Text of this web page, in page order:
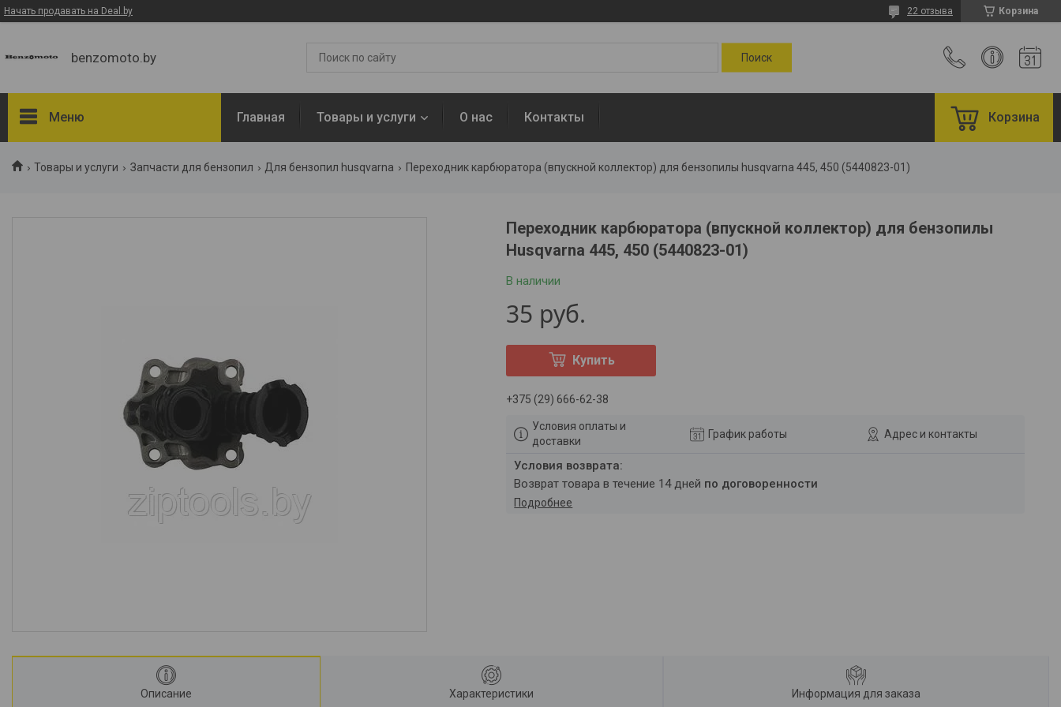
Начать продавать на Deal.by Корзина
22 отзыва
benzomoto.by
Меню Главная Товары и услуги О нас Контакты Корзина
Товары и услуги Запчасти для бензопил Для бензопил husqvarna Переходник карбюратора (впускной коллектор) для бензопилы husqvarna 445, 450 (5440823-01)
Переходник карбюратора (впускной коллектор) для бензопилы
Husqvarna 445, 450 (5440823-01)
В наличии
35 руб.
Купить
+375 (29) 666-62-38
Условия оплаты и
доставки
График работы Адрес и контакты
возврат товара в течение 14 дней по договоренности
Подробнее
Описание Характеристики Информация для заказа